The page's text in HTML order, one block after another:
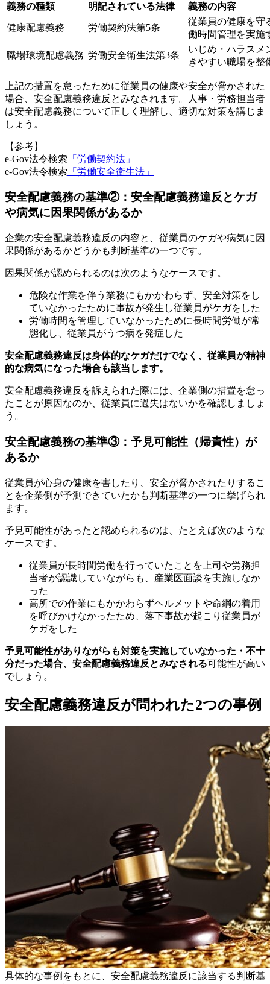
義務の種類 明記されている法律 義務の内容
健康配慮義務 労働契約法第5条
従業員の健康を守
働時間管理を実施
職場環境配慮義務 労働安全衛生法第3条
いじめ・ハラスメ
きやすい職場を整
上記の措置を怠ったために従業員の健康や安全が脅かされた
場合、安全配慮義務違反とみなされます。人事・労務担当者
は安全配慮義務について正しく理解し、適切な対策を講じま
しょう。
【参考】
e-Gov法令検索 「労働契約法」
e-Gov法令検索 「労働安全衛生法」
安全配慮義務の基準②：安全配慮義務違反とケガ
や病気に因果関係があるか
企業の安全配慮義務違反の内容と、従業員のケガや病気に因
果関係があるかどうかも判断基準の一つです。
因果関係が認められるのは次のようなケースです。
危険な作業を伴う業務にもかかわらず、安全対策をし
ていなかったために事故が発生し従業員がケガをした
労働時間を管理していなかったために長時間労働が常
態化し、従業員がうつ病を発症した
安全配慮義務違反は身体的なケガだけでなく、従業員が精神
的な病気になった場合も該当します。
安全配慮義務違反を訴えられた際には、企業側の措置を怠っ
たことが原因なのか、従業員に過失はないかを確認しましょ
う。
安全配慮義務の基準③：予見可能性（帰責性）が
あるか
従業員が心身の健康を害したり、安全が脅かされたりするこ
とを企業側が予測できていたかも判断基準の一つに挙げられ
ます。
予見可能性があったと認められるのは、たとえば次のような
ケースです。
従業員が長時間労働を行っていたことを上司や労務担
当者が認識していながらも、産業医面談を実施しなか
った
高所での作業にもかかわらずヘルメットや命綱の着用
を呼びかけなかったため、落下事故が起こり従業員が
ケガをした
予見可能性がありながらも対策を実施していなかった・不十
分だった場合、安全配慮義務違反とみなされる可能性が高い
でしょう。
安全配慮義務違反が問われた2つの事例
具体的な事例をもとに、安全配慮義務違反に該当する判断基